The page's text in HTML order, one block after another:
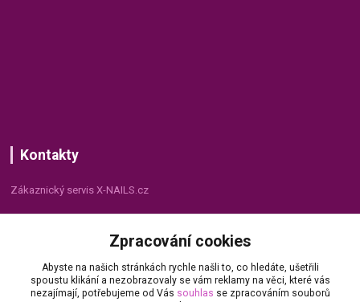
Kontakty
Zákaznický servis X-NAILS.cz
+420 735 055 075
info@x-nails.cz
Zpracování cookies
Abyste na našich stránkách rychle našli to, co hledáte, ušetřili
spoustu klikání a nezobrazovaly se vám reklamy na věci, které vás
nezajímají, potřebujeme od Vás souhlas se zpracováním souborů